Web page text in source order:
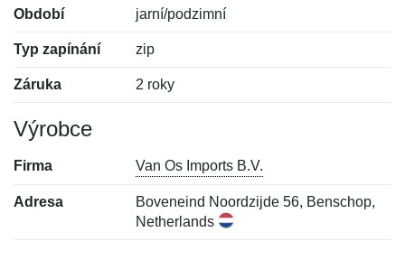
Období jarní/podzimní
Typ zapínání zip
Záruka 2 roky
Výrobce
Firma Van Os Imports B.V.
Adresa
Boveneind Noordzijde 56, Benschop,
Netherlands